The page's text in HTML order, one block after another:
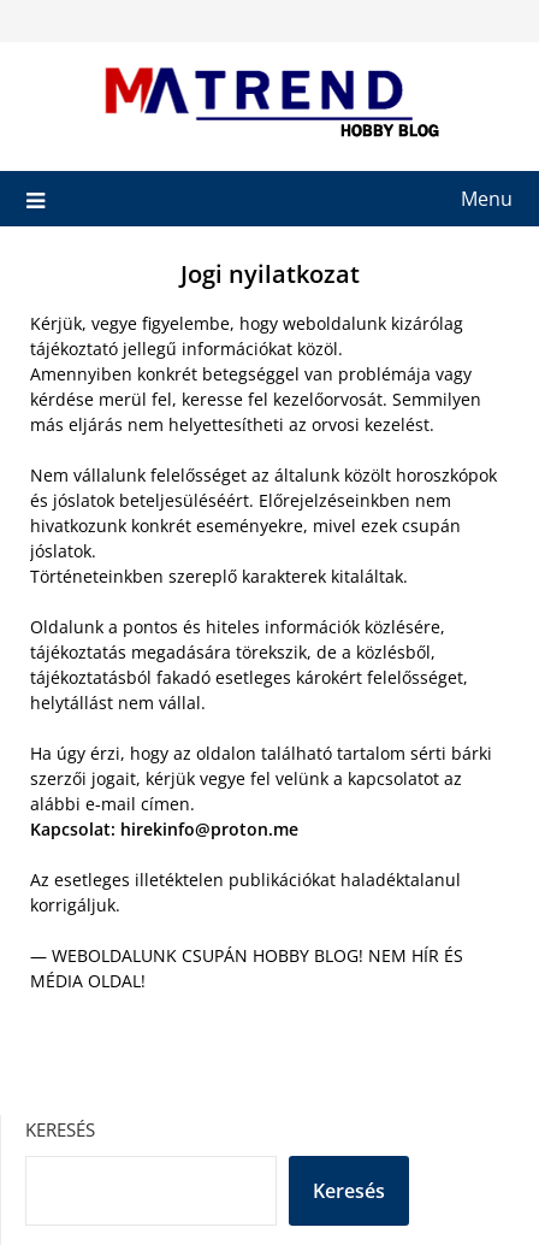
Menu
Jogi nyilatkozat
Kérjük, vegye figyelembe, hogy weboldalunk kizárólag
tájékoztató jellegű információkat közöl.
Amennyiben konkrét betegséggel van problémája vagy
kérdése merül fel, keresse fel kezelőorvosát. Semmilyen
más eljárás nem helyettesítheti az orvosi kezelést.
Nem vállalunk felelősséget az általunk közölt horoszkópok
és jóslatok beteljesüléséért. Előrejelzéseinkben nem
hivatkozunk konkrét eseményekre, mivel ezek csupán
jóslatok.
Történeteinkben szereplő karakterek kitaláltak.
Oldalunk a pontos és hiteles információk közlésére,
tájékoztatás megadására törekszik, de a közlésből,
tájékoztatásból fakadó esetleges károkért felelősséget,
helytállást nem vállal.
Ha úgy érzi, hogy az oldalon található tartalom sérti bárki
szerzői jogait, kérjük vegye fel velünk a kapcsolatot az
alábbi e-mail címen.
Kapcsolat: hirekinfo@proton.me
Az esetleges illetéktelen publikációkat haladéktalanul
korrigáljuk.
— WEBOLDALUNK CSUPÁN HOBBY BLOG! NEM HÍR ÉS
MÉDIA OLDAL!
KERESÉS
Keresés